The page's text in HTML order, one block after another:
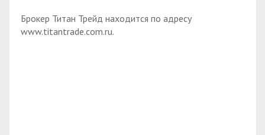
Брокер Титан Трейд находится по адресу
www.titantrade.com.ru.